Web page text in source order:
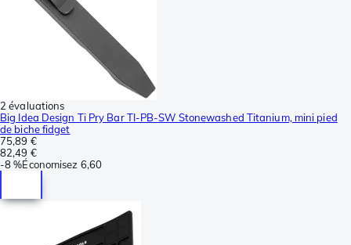
2 évaluations
Big Idea Design Ti Pry Bar TI-PB-SW Stonewashed Titanium, mini pied
de biche fidget
75,89 €
82,49 €
-8 %Économisez 6,60